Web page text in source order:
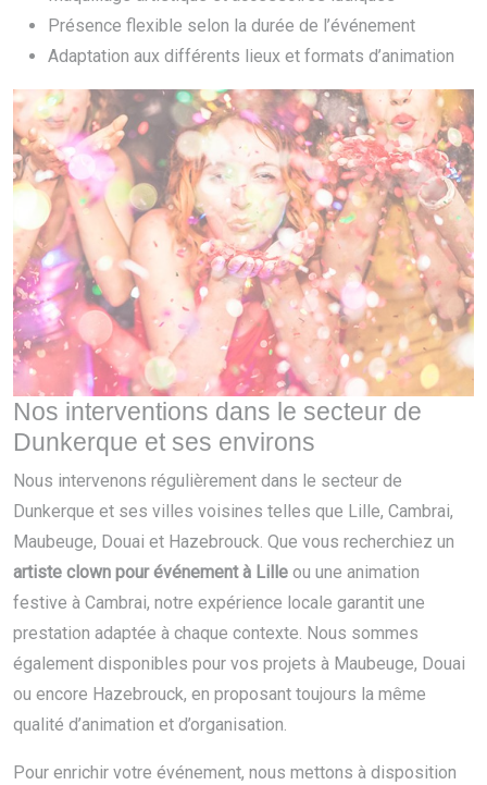
Présence flexible selon la durée de l’événement
Adaptation aux différents lieux et formats d’animation
Nos interventions dans le secteur de
Dunkerque et ses environs
Nous intervenons régulièrement dans le secteur de
Dunkerque et ses villes voisines telles que Lille, Cambrai,
Maubeuge, Douai et Hazebrouck. Que vous recherchiez un
artiste clown pour événement à Lille ou une animation
festive à Cambrai, notre expérience locale garantit une
prestation adaptée à chaque contexte. Nous sommes
également disponibles pour vos projets à Maubeuge, Douai
ou encore Hazebrouck, en proposant toujours la même
qualité d’animation et d’organisation.
Pour enrichir votre événement, nous mettons à disposition